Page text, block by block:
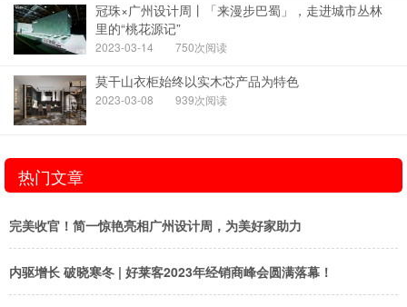
冠珠×广州设计周丨「来漫步巴蜀」，走进城市丛林
里的“桃花源记”
2023-03-14 750次阅读
莫干山衣柜始终以实木芯产品为特色
2023-03-08 939次阅读
热门文章
完美收官！简一惊艳亮相广州设计周，为美好家助力
内驱增长 破晓寒冬 | 好莱客2023年经销商峰会圆满落幕！